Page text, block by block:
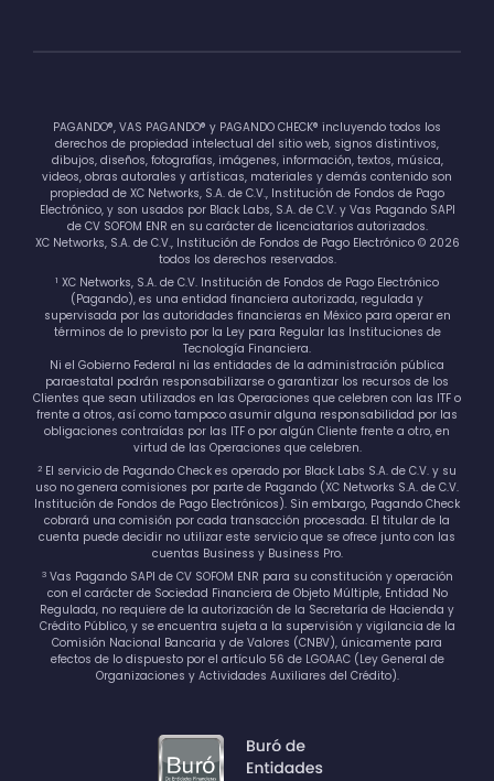
PAGANDO®, VAS PAGANDO® y PAGANDO CHECK® incluyendo todos los
derechos de propiedad intelectual del sitio web, signos distintivos,
dibujos, diseños, fotografías, imágenes, información, textos, música,
videos, obras autorales y artísticas, materiales y demás contenido son
propiedad de XC Networks, S.A. de C.V., Institución de Fondos de Pago
Electrónico, y son usados por Black Labs, S.A. de C.V. y Vas Pagando SAPI
de CV SOFOM ENR en su carácter de licenciatarios autorizados.
XC Networks, S.A. de C.V., Institución de Fondos de Pago Electrónico © 2026
todos los derechos reservados.
1 XC Networks, S.A. de C.V. Institución de Fondos de Pago Electrónico
(Pagando), es una entidad financiera autorizada, regulada y
supervisada por las autoridades financieras en México para operar en
términos de lo previsto por la Ley para Regular las Instituciones de
Tecnología Financiera.
Ni el Gobierno Federal ni las entidades de la administración pública
paraestatal podrán responsabilizarse o garantizar los recursos de los
Clientes que sean utilizados en las Operaciones que celebren con las ITF o
frente a otros, así como tampoco asumir alguna responsabilidad por las
obligaciones contraídas por las ITF o por algún Cliente frente a otro, en
virtud de las Operaciones que celebren.
2 El servicio de Pagando Check es operado por Black Labs S.A. de C.V. y su
uso no genera comisiones por parte de Pagando (XC Networks S.A. de C.V.
Institución de Fondos de Pago Electrónicos). Sin embargo, Pagando Check
cobrará una comisión por cada transacción procesada. El titular de la
cuenta puede decidir no utilizar este servicio que se ofrece junto con las
cuentas Business y Business Pro.
3Vas Pagando SAPI de CV SOFOM ENR para su constitución y operación
con el carácter de Sociedad Financiera de Objeto Múltiple, Entidad No
Regulada, no requiere de la autorización de la Secretaría de Hacienda y
Crédito Público, y se encuentra sujeta a la supervisión y vigilancia de la
Comisión Nacional Bancaria y de Valores (CNBV), únicamente para
efectos de lo dispuesto por el artículo 56 de LGOAAC (Ley General de
Organizaciones y Actividades Auxiliares del Crédito).